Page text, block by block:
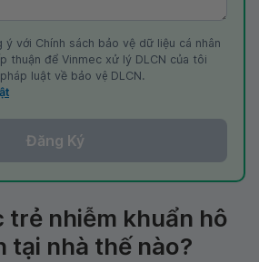
ý với Chính sách bảo vệ dữ liệu cá nhân
thuận để Vinmec xử lý DLCN của tôi
luật về bảo vệ DLCN.
Đăng Ký
trẻ nhiễm khuẩn hô
tại nhà thế nào?